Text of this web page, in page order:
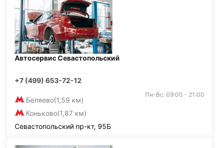
Автосервис Севастопольский
+7 (499) 653-72-12
Беляево(1,59 км)
Коньково(1,87 км)
Пн-Вс: 09:00 - 21:00
Севастопольский пр-кт, 95Б